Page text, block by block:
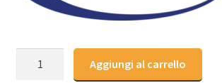
Cruscotto
Cromato
Aggiungi al carrello